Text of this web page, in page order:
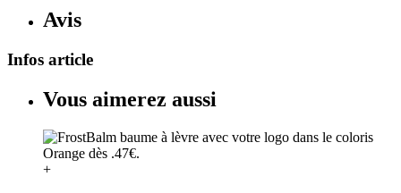
Avis
Infos article
Vous aimerez aussi
+